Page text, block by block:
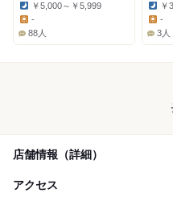
Dinner:
￥5,000～￥5,999
Lunch:
-
88人
￥
Lunch:
-
3人
店舗情報（詳細）
アクセス